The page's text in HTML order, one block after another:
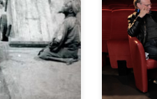
Le
propose